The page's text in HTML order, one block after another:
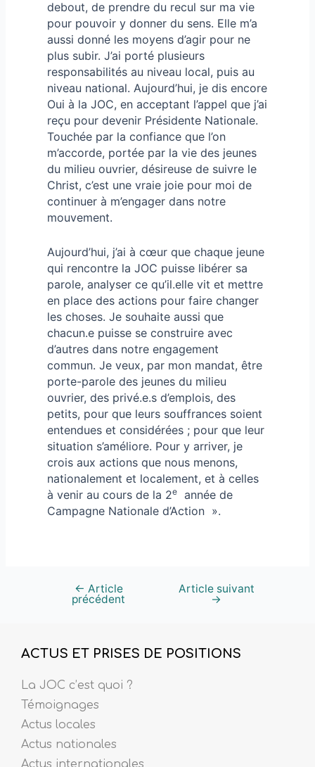
debout, de prendre du recul sur ma vie
pour pouvoir y donner du sens. Elle m’a
aussi donné les moyens d’agir pour ne
plus subir. J’ai porté plusieurs
responsabilités au niveau local, puis au
niveau national. Aujourd’hui, je dis encore
Oui à la JOC, en acceptant l’appel que j’ai
reçu pour devenir Présidente Nationale.
Touchée par la confiance que l’on
m’accorde, portée par la vie des jeunes
du milieu ouvrier, désireuse de suivre le
Christ, c’est une vraie joie pour moi de
continuer à m’engager dans notre
mouvement.
Aujourd’hui, j’ai à cœur que chaque jeune
qui rencontre la JOC puisse libérer sa
parole, analyser ce qu’il.elle vit et mettre
en place des actions pour faire changer
les choses. Je souhaite aussi que
chacun.e puisse se construire avec
d’autres dans notre engagement
commun. Je veux, par mon mandat, être
porte-parole des jeunes du milieu
ouvrier, des privé.e.s d’emplois, des
petits, pour que leurs souffrances soient
entendues et considérées ; pour que leur
situation s’améliore. Pour y arriver, je
crois aux actions que nous menons,
nationalement et localement, et à celles
à venir au cours de la 2eannée de
Campagne Nationale d’Action ».
← Article
précédent
Article suivant
→
ACTUS ET PRISES DE POSITIONS
La JOC c’est quoi ?
Témoignages
Actus locales
Actus nationales
Actus internationales